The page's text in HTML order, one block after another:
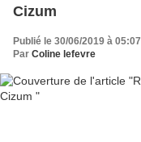
Cizum
Publié le 30/06/2019 à 05:07
Par Coline lefevre